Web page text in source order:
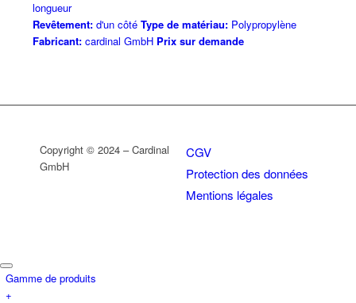
longueur
Revêtement:d'un côté Type de matériau:Polypropylène
Fabricant:cardinal GmbH Prix sur demande
Copyright © 2024 – Cardinal
GmbH
CGV
Protection des données
Mentions légales
Gamme de produits
+